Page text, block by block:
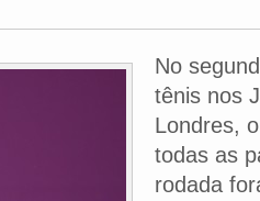
No
tênis nos
Londres,
todas as
rodada